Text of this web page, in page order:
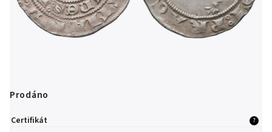
Prodáno
Certifikát ?